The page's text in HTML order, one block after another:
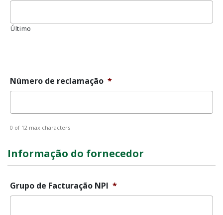
Último
Número de reclamação *
0 of 12 max characters
Informação do fornecedor
Grupo de Facturação NPI *